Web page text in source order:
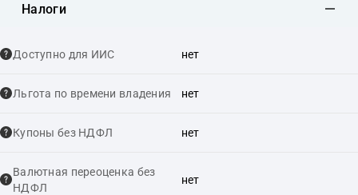
Налоги
Доступно для ИИС нет
Льгота по времени владения нет
Купоны без НДФЛ нет
Валютная переоценка без
НДФЛ
нет